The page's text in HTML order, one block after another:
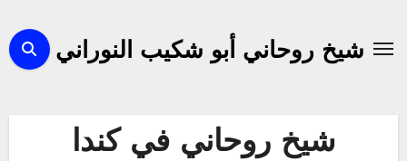
المحتوىشيخ روحاني أبو شكيب النوراني
شيخ روحاني في كندا